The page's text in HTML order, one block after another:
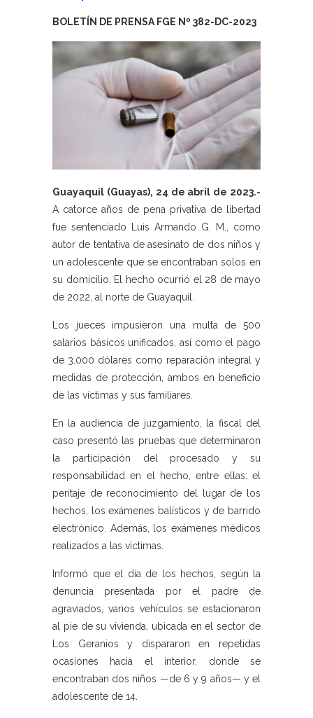
BOLETÍN DE PRENSA FGE Nº 382-DC-2023
Guayaquil (Guayas), 24 de abril de 2023.-
A catorce años de pena privativa de libertad
fue sentenciado Luis Armando G. M., como
autor de tentativa de asesinato de dos niños y
un adolescente que se encontraban solos en
su domicilio. El hecho ocurrió el 28 de mayo
de 2022, al norte de Guayaquil.
Los jueces impusieron una multa de 500
salarios básicos unificados, así como el pago
de 3.000 dólares como reparación integral y
medidas de protección, ambos en beneficio
de las víctimas y sus familiares.
En la audiencia de juzgamiento, la fiscal del
caso presentó las pruebas que determinaron
la participación del procesado y su
responsabilidad en el hecho, entre ellas: el
peritaje de reconocimiento del lugar de los
hechos, los exámenes balísticos y de barrido
electrónico. Además, los exámenes médicos
realizados a las víctimas.
Informó que el día de los hechos, según la
denuncia presentada por el padre de
agraviados, varios vehículos se estacionaron
al pie de su vivienda, ubicada en el sector de
Los Geranios y dispararon en repetidas
ocasiones hacia el interior, donde se
encontraban dos niños —de 6 y 9 años— y el
adolescente de 14.